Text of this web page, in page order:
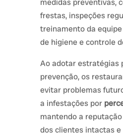
frestas, inspeções
treinamento da
de higiene e controle
Ao adotar estratégias
prevenção, os
evitar problemas
a infestações por
mantendo a
dos clientes intactas e